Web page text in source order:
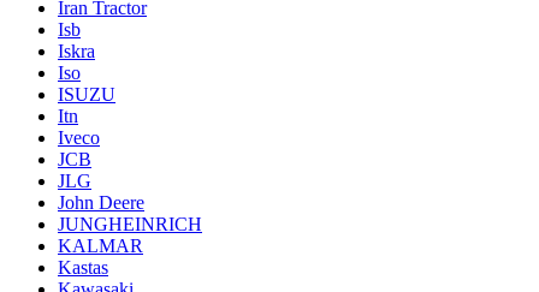
Iran Tractor
Isb
Iskra
Iso
ISUZU
Itn
Iveco
JCB
JLG
John Deere
JUNGHEINRICH
KALMAR
Kastas